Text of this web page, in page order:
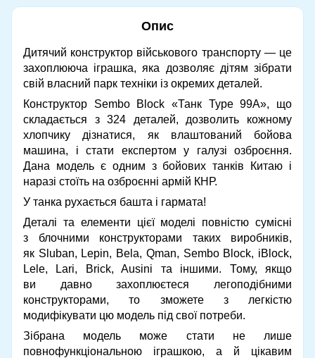
Опис
Дитячий конструктор військового транспорту — це
захоплююча іграшка, яка дозволяє дітям зібрати
свій власний парк техніки із окремих деталей.
Конструктор Sembo Block «Танк Type 99А», що
складається з 324 деталей, дозволить кожному
хлопчику дізнатися, як влаштований бойова
машина, і стати експертом у галузі озброєння.
Дана модель є одним з бойових танків Китаю і
наразі стоїть на озброєнні армій КНР.
У танка рухається башта і гармата!
Деталі та елементи цієї моделі повністю сумісні
з блочними конструкторами таких виробників,
як Sluban, Lepin, Bela, Qman, Sembo Block, iBlock,
Lele, Lari, Brick, Ausini та іншими. Тому, якщо
ви давно захоплюєтеся легоподібними
конструкторами, то зможете з легкістю
модифікувати цю модель під свої потреби.
Зібрана модель може стати не лише
повнофункціональною іграшкою, а й цікавим